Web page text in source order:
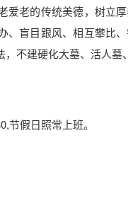
爱老的传统美德，树立
、盲目跟风、相互攀比
不建硬化大墓、活人墓
节假日照常上班。